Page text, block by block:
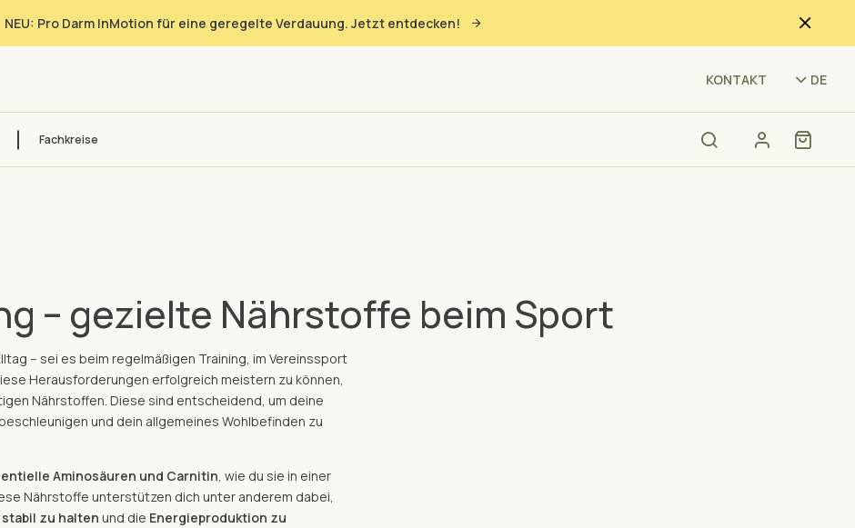
NEU: Pro Darm InMotion für eine geregelte Verdauung. Jetzt entdecken!
KONTAKT DE
Fachkreise
– gezielte Nährstoffe beim Sport
– sei es beim regelmäßigen Training, im Vereinssport
Herausforderungen erfolgreich meistern zu können,
Nährstoffen. Diese sind entscheidend, um deine
und dein allgemeines Wohlbefinden zu
Aminosäuren und Carnitin , wie du sie in einer
Nährstoffe unterstützen dich unter anderem dabei,
zu halten und die Energieproduktion zu